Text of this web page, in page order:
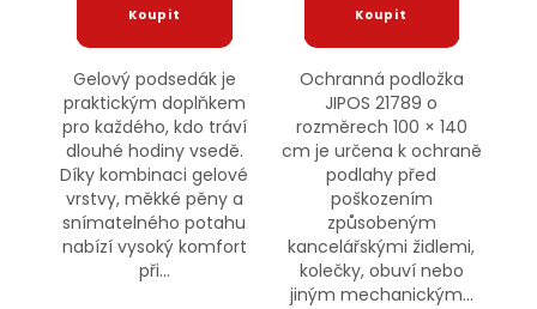
Gelový podsedák je
praktickým doplňkem
pro každého, kdo tráví
dlouhé hodiny vsedě.
Díky kombinaci gelové
vrstvy, měkké pěny a
snímatelného potahu
nabízí vysoký komfort
při...
Ochranná podložka
JIPOS 21789 o
rozměrech 100 × 140
cm je určena k ochraně
podlahy před
poškozením
způsobeným
kancelářskými židlemi,
kolečky, obuví nebo
jiným mechanickým...